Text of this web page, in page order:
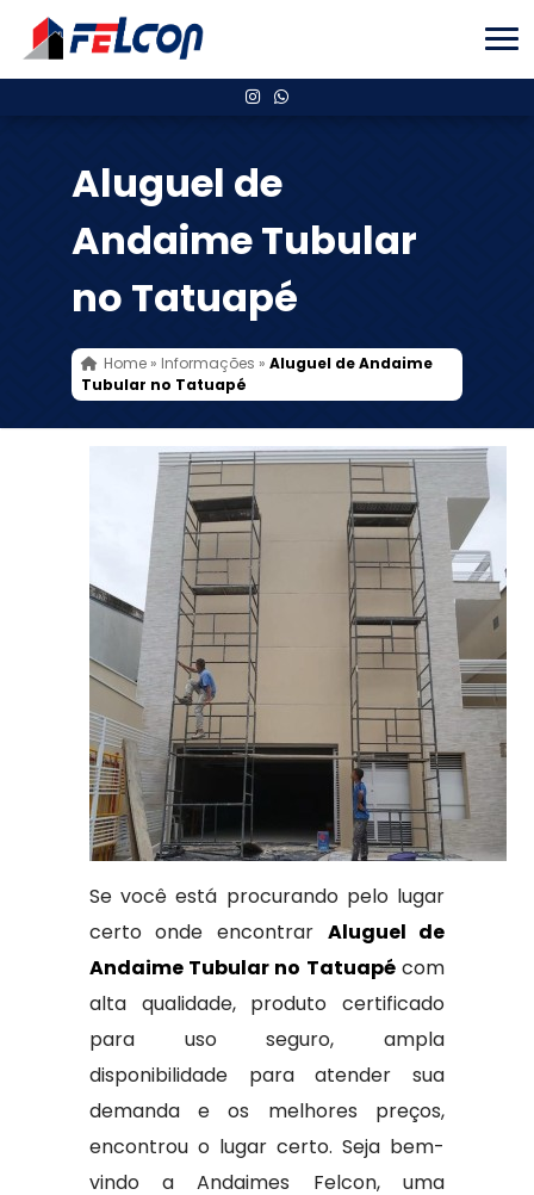
Aluguel de
Andaime Tubular
no Tatuapé
Home» Informações » Aluguel de Andaime
Tubular no Tatuapé
Se você está procurando pelo lugar
certo onde encontrar Aluguel de
Andaime Tubular no Tatuapécom
alta qualidade, produto certificado
para uso seguro, ampla
disponibilidade para atender sua
demanda e os melhores preços,
encontrou o lugar certo. Seja bem-
vindo a Andaimes Felcon, uma